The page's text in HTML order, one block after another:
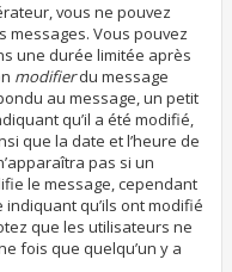
vous ne pouvez
Vous pouvez
une durée limitée après
modifierdu message
au message, un petit
qu’il a été modifié,
que la date et l’heure de
pas si un
le message, cependant
qu’ils ont modifié
que les utilisateurs ne
fois que quelqu’un y a